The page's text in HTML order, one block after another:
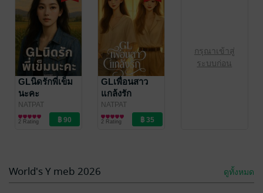
GLนิดรักพี่เข็ม
นะคะ
NATPAT
นิยาย Girl
Love/Yuri
2 Rating
GLเพื่อนสาว
แกล้งรัก
NATPAT
นิยาย Girl
Love/Yuri
2 Rating
กรุณาเข้าสู่
ระบบก่อน
World's Y meb 2026 ดูทั้งหมด